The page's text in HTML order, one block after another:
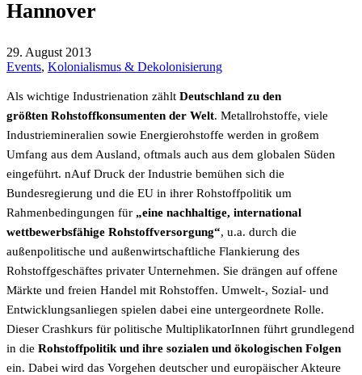
Hannover
29. August 2013
Events, Kolonialismus & Dekolonisierung
Als wichtige Industrienation zählt Deutschland zu den
größten Rohstoffkonsumenten der Welt. Metallrohstoffe, viele
Industriemineralien sowie Energierohstoffe werden in großem
Umfang aus dem Ausland, oftmals auch aus dem globalen Süden
eingeführt. nAuf Druck der Industrie bemühen sich die
Bundesregierung und die EU in ihrer Rohstoffpolitik um
Rahmenbedingungen für „eine nachhaltige, international
wettbewerbsfähige Rohstoffversorgung“, u.a. durch die
außenpolitische und außen­wirtschaftliche Flankierung des
Rohstoffgeschäftes privater Unternehmen. Sie drängen auf offene
Märkte und freien Handel mit Rohstoffen. Umwelt-, Sozial- und
Entwicklungsanliegen spielen dabei eine untergeordnete Rolle.
Dieser Crashkurs für politische MultiplikatorInnen führt grundlegend
in die Rohstoffpolitik und ihre sozialen und ökologischen Folgen
ein. Dabei wird das Vorgehen deutscher und europäischer Akteure